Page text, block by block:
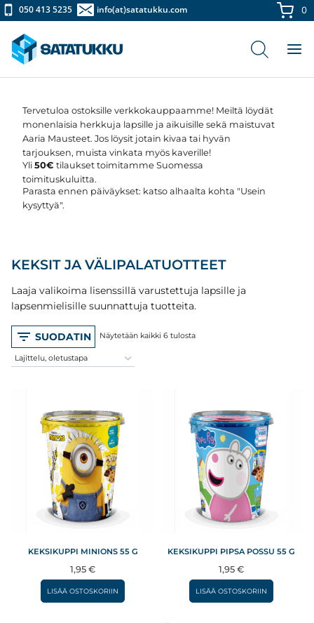
Siirry050 413 5235 info(at)satatukku.com 0
KEKSIT JA VÄLIPALATUOTTEET
Laaja valikoima lisenssillä varustettuja lapsille ja
lapsenmielisille suunnattuja tuotteita.
SUODATIN Näytetään kaikki 6 tulosta
KEKSIKUPPI MINIONS 55 G
1,95 €
LISÄÄ OSTOSKORIIN
KEKSIKUPPI PIPSA POSSU 55 G
1,95 €
LISÄÄ OSTOSKORIIN
Tervetuloa ostoksille verkkokauppaamme! Meiltä löydät
monenlaisia herkkuja lapsille ja aikuisille sekä maistuvat
Aaria Mausteet. Jos löysit jotain kivaa tai hyvän
tarjouksen, muista vinkata myös kaverille!
Yli 50€ tilaukset toimitamme Suomessa
toimituskuluitta.
Parasta ennen päiväykset: katso alhaalta kohta "Usein
kysyttyä".